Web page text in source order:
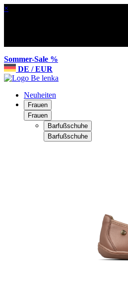
×
Sommer-Sale %
DE / EUR
Neuheiten
Frauen
Frauen
Barfußschuhe
Barfußschuhe